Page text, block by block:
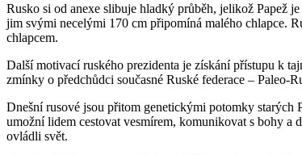
Rusko si od anexe slibuje hladký průběh, jelikož Papež
jim svými necelými 170 cm připomíná malého chlapce.
chlapcem.
Další motivací ruského prezidenta je získání přístupu k
zmínky o předchůdci současné Ruské federace – Paleo-
Dnešní rusové jsou přitom genetickými potomky starých
umožní lidem cestovat vesmírem, komunikovat s bohy a
ovládli svět.